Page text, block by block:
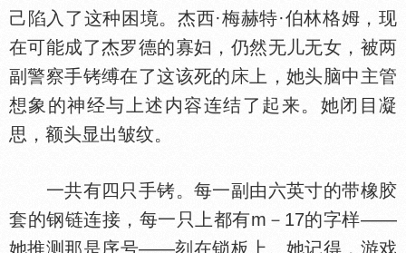
己陷入了这种困境。杰西·梅赫特·伯林格姆，现
在可能成了杰罗德的寡妇，仍然无儿无女，被两
副警察手铐缚在了这该死的
上，她头脑中主管
想象的神经与上述内容连结了起来。她闭目凝
思，额头显出皱纹。
一共有四只手铐。每一副由六英寸的带橡胶
套的钢链连接，每一只上都有m－17的字样——
她推测那是序号——刻在锁板上。她记得，游戏